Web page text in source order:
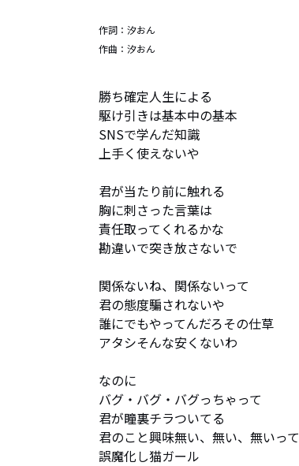
作詞： 汐おん
作曲： 汐おん
勝ち確定人生による
駆け引きは基本中の基本
SNSで学んだ知識
上手く使えないや
君が当たり前に触れる
胸に刺さった言葉は
責任取ってくれるかな
勘違いで突き放さないで
関係ないね、関係ないって
君の態度騙されないや
誰にでもやってんだろその仕草
アタシそんな安くないわ
なのに
バグ・バグ・バグっちゃって
君が瞳裏チラついてる
君のこと興味無い、無い、無いって
誤魔化し猫ガール